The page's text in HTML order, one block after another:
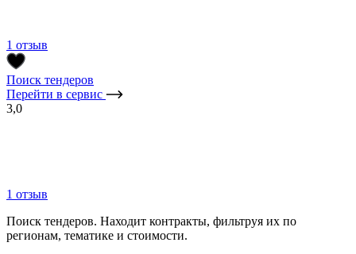
1 отзыв
Поиск тендеров
Перейти в сервис
3,0
1 отзыв
Поиск тендеров. Находит контракты, фильтруя их по
регионам, тематике и стоимости.